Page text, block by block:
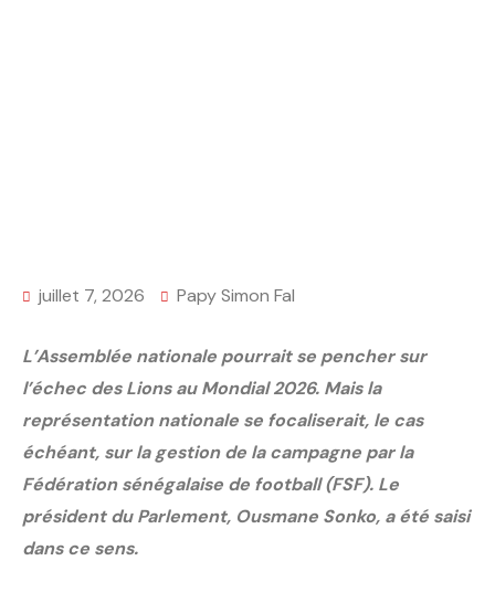
juillet 7, 2026 Papy Simon Fal
L’Assemblée nationale pourrait se pencher sur
l’échec des Lions au Mondial 2026. Mais la
représentation nationale se focaliserait, le cas
échéant, sur la gestion de la campagne par la
Fédération sénégalaise de football (FSF). Le
président du Parlement, Ousmane Sonko, a été saisi
dans ce sens.